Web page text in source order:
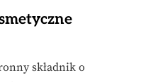
składnik o